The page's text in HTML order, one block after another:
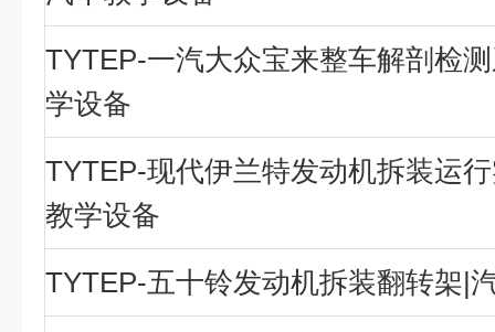
TYTEP-一汽大众宝来整车解剖检
学设备
TYTEP-现代伊兰特发动机拆装运
教学设备
TYTEP-五十铃发动机拆装翻转架|